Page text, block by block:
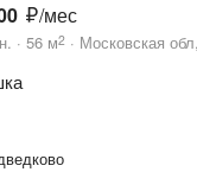
/мес
56 м2 Московская